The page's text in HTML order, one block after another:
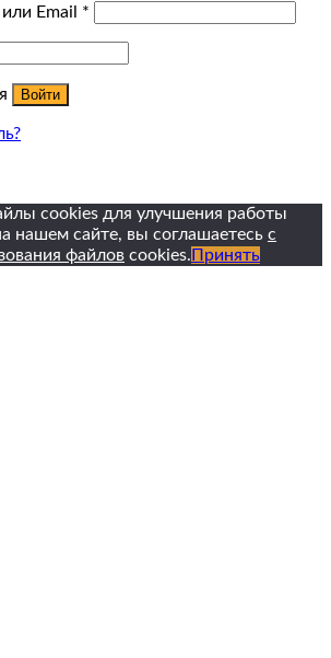
Email *
Войти
cookies для улучшения работы
нашем сайте, вы соглашаетесь с
файлов cookies. Принять